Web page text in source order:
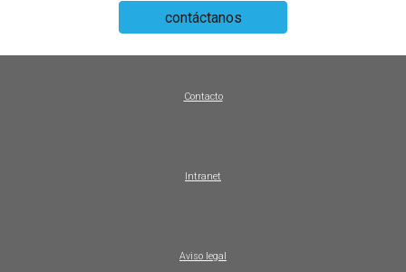
contáctanos
Contacto
Intranet
Aviso legal